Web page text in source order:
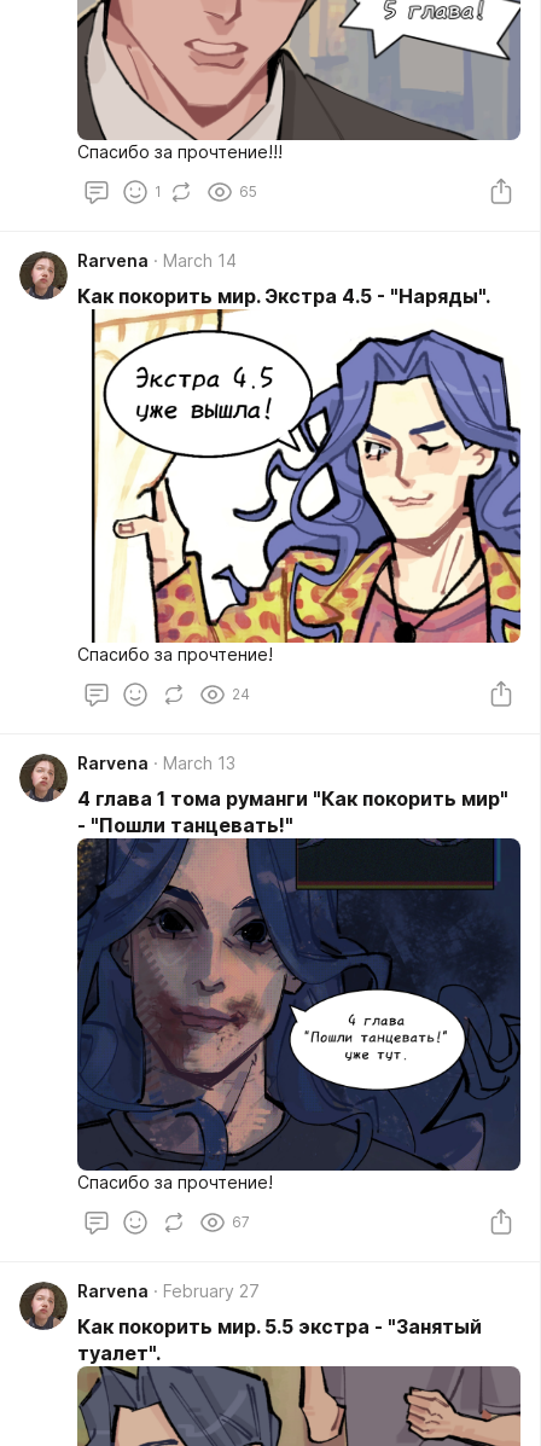
Спасибо за прочтение!!!
1 65
Rarvena March 14
Как покорить мир. Экстра 4.5 - "Наряды".
Спасибо за прочтение!
24
Rarvena March 13
4 глава 1 тома руманги "Как покорить мир"
- "Пошли танцевать!"
Спасибо за прочтение!
67
Rarvena February 27
Как покорить мир. 5.5 экстра - "Занятый
туалет".